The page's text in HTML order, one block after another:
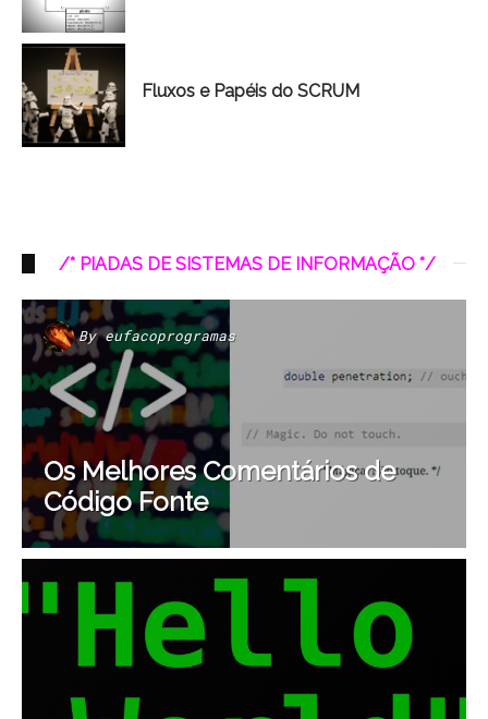
Fluxos e Papéis do SCRUM
/* PIADAS DE SISTEMAS DE INFORMAÇÃO */
Byeufacoprogramas
Os Melhores Comentários de
Código Fonte